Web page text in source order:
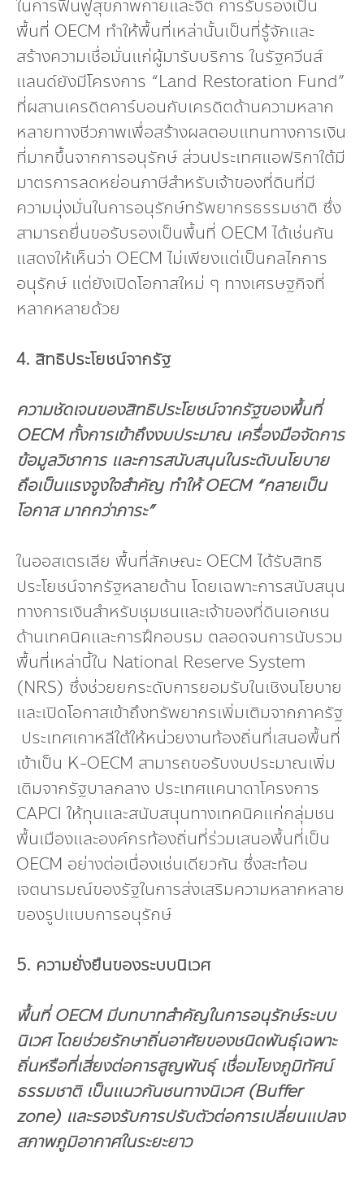
ในการฟื้นฟูสุขภาพกายและจิต การรับรองเป็น
พื้นที่ OECM ทำให้พื้นที่เหล่านั้นเป็นที่รู้จักและ
สร้างความเชื่อมั่นแก่ผู้มารับบริการ ในรัฐควีนส์
แลนด์ยังมีโครงการ “Land Restoration Fund”
ที่ผสานเครดิตคาร์บอนกับเครดิตด้านความหลาก
หลายทางชีวภาพเพื่อสร้างผลตอบแทนทางการเงิน
ที่มากขึ้นจากการอนุรักษ์ ส่วนประเทศแอฟริกาใต้มี
มาตรการลดหย่อนภาษีสำหรับเจ้าของที่ดินที่มี
ความมุ่งมั่นในการอนุรักษ์ทรัพยากรธรรมชาติ ซึ่ง
สามารถยื่นขอรับรองเป็นพื้นที่ OECM ได้เช่นกัน
แสดงให้เห็นว่า OECM ไม่เพียงแต่เป็นกลไกการ
อนุรักษ์ แต่ยังเปิดโอกาสใหม่ ๆ ทางเศรษฐกิจที่
หลากหลายด้วย
4. สิทธิประโยชน์จากรัฐ
ความชัดเจนของสิทธิประโยชน์จากรัฐของพื้นที่
OECM ทั้งการเข้าถึงงบประมาณ เครื่องมือจัดการ
ข้อมูลวิชาการ และการสนับสนุนในระดับนโยบาย
ถือเป็นแรงจูงใจสำคัญ ทำให้ OECM “กลายเป็น
โอกาส มากกว่าภาระ”
ในออสเตรเลีย พื้นที่ลักษณะ OECM ได้รับสิทธิ
ประโยชน์จากรัฐหลายด้าน โดยเฉพาะการสนับสนุน
ทางการเงินสำหรับชุมชนและเจ้าของที่ดินเอกชน
ด้านเทคนิคและการฝึกอบรม ตลอดจนการนับรวม
พื้นที่เหล่านี้ใน National Reserve System
(NRS) ซึ่งช่วยยกระดับการยอมรับในเชิงนโยบาย
และเปิดโอกาสเข้าถึงทรัพยากรเพิ่มเติมจากภาครัฐ
ประเทศเกาหลีใต้ให้หน่วยงานท้องถิ่นที่เสนอพื้นที่
เข้าเป็น K-OECM สามารถขอรับงบประมาณเพิ่ม
เติมจากรัฐบาลกลาง ประเทศแคนาดาโครงการ
CAPCI ให้ทุนและสนับสนุนทางเทคนิคแก่กลุ่มชน
พื้นเมืองและองค์กรท้องถิ่นที่ร่วมเสนอพื้นที่เป็น
OECM อย่างต่อเนื่องเช่นเดียวกัน ซึ่งสะท้อน
เจตนารมณ์ของรัฐในการส่งเสริมความหลากหลาย
ของรูปแบบการอนุรักษ์
5. ความยั่งยืนของระบบนิเวศ
พื้นที่OECM มีบทบาทสำคัญในการอนุรักษ์ระบบ
นิเวศ โดยช่วยรักษาถิ่นอาศัยของชนิดพันธุ์เฉพาะ
ถิ่นหรือที่เสี่ยงต่อการสูญพันธุ์ เชื่อมโยงภูมิทัศน์
ธรรมชาติ เป็นแนวกันชนทางนิเวศ (Buffer
zone) และรองรับการปรับตัวต่อการเปลี่ยนแปลง
สภาพภูมิอากาศในระยะยาว